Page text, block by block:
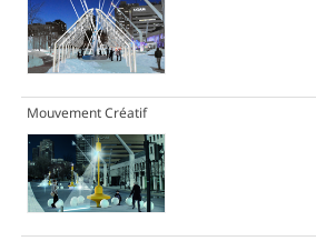
Mouvement Créatif